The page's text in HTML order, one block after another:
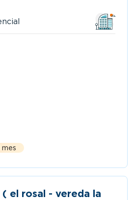
mes
el rosal - vereda la